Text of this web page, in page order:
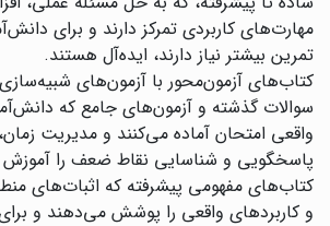
مهارت‌های کاربردی تمرکز دارند و برای
تمرین بیشتر نیاز دارند، ایده‌آل هستند.
کتاب‌های آزمون‌محور با آزمون‌های
سوالات گذشته و آزمون‌های جامع که
واقعی امتحان آماده می‌کنند و مدیریت
پاسخگویی و شناسایی نقاط ضعف را
کتاب‌های مفهومی پیشرفته که اثبات‌های
و کاربردهای واقعی را پوشش می‌دهند و